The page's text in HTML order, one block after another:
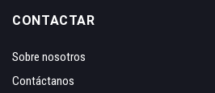
CONTACTAR
Sobre nosotros
Contáctanos